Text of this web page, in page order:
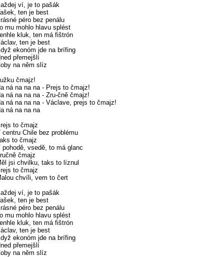
ví, je to pašák
ten je best
péro bez penálu
mu mohlo hlavu splést
kluk, ten má fištrón
ten je best
ekonóm jde na brífing
přemejšlí
na něm slíz
čmajz!
ná na na na - Prejs to čmajz!
ná na na na - Zru-čně čmajz!
ná na na na - Václave, prejs to čmajz!
ná na na na
to čmajz
centru Chile bez problému
to čmajz
pohodě, vsedě, to má glanc
čmajz
jsi chvilku, taks to líznul
to čmajz
chvíli, vem to čert
ví, je to pašák
ten je best
péro bez penálu
mu mohlo hlavu splést
kluk, ten má fištrón
ten je best
ekonóm jde na brífing
přemejšlí
na něm slíz